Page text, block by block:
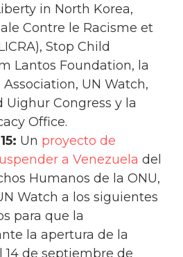
in North Korea,
Contre le Racisme et
Stop Child
Lantos Foundation, la
UN Watch,
Uighur Congress y la
Office.
Un proyecto de
a Venezuela del
Humanos de la ONU,
Watch a los siguientes
para que la
la apertura de la
14 de septiembre de